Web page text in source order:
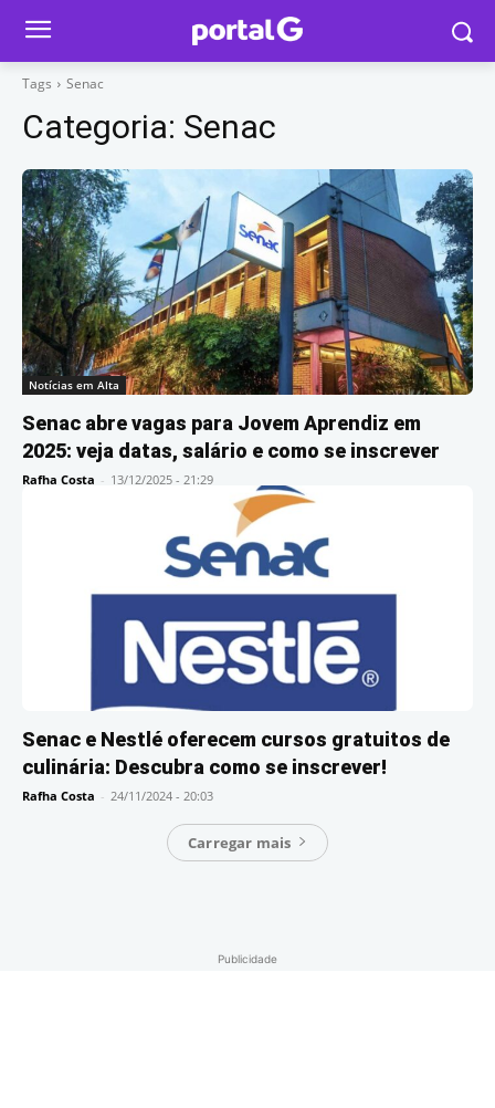
Tags Senac
Categoria: Senac
Notícias em Alta
Senac abre vagas para Jovem Aprendiz em
2025: veja datas, salário e como se inscrever
Rafha Costa - 13/12/2025 - 21:29
Senac e Nestlé oferecem cursos gratuitos de
culinária: Descubra como se inscrever!
Rafha Costa - 24/11/2024 - 20:03
Carregar mais
Publicidade